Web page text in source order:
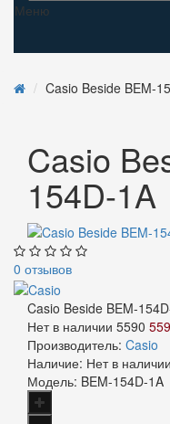
Меню
Casio Beside BEM-
Casio
154D-1A
0 отзывов
Casio Beside BEM-
Нет в наличии 5590
Производитель: Casio
Наличие: Нет в наличии
Модель: BEM-154D-1A